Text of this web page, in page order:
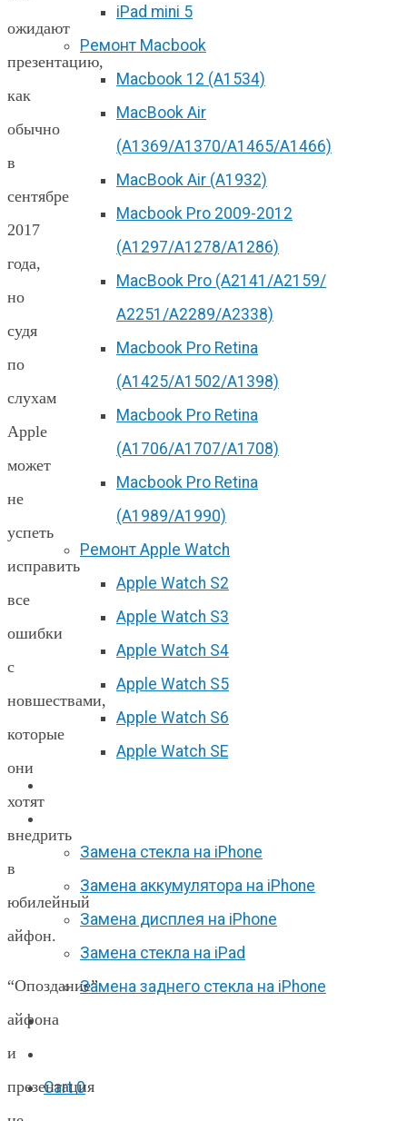
iPad mini 5
Ремонт Macbook
Macbook 12 (А1534)
MacBook Air
(A1369/A1370/A1465/A1466)
MacBook Air (A1932)
Macbook Pro 2009-2012
(A1297/A1278/A1286)
MacBook Pro (А2141/А2159/
А2251/A2289/A2338)
Macbook Pro Retina
(А1425/A1502/A1398)
Macbook Pro Retina
(А1706/A1707/A1708)
Macbook Pro Retina
(А1989/A1990)
Ремонт Apple Watch
Apple Watch S2
Apple Watch S3
Apple Watch S4
Apple Watch S5
Apple Watch S6
Apple Watch SE
Замена стекла на iPhone
Замена аккумулятора на iPhone
Замена дисплея на iPhone
Замена стекла на iPad
Замена заднего стекла на iPhone
Вакансии
Cart 0
ожидают
презентацию,
как
обычно
в
сентябре
2017
года,
но
судя
по
слухам
Apple
может
не
успеть
исправить
все
ошибки
с
новшествами,
которые
они
хотят
внедрить
в
юбилейный
айфон.
“Опоздание”
айфона
и
презентация